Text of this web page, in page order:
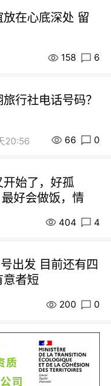
在心底深处 留
158 6
行社电话号码？
20:56 66 0
始了，好孤
好会做饭，情
404 4
出发 目前还有四
意者短
200 0